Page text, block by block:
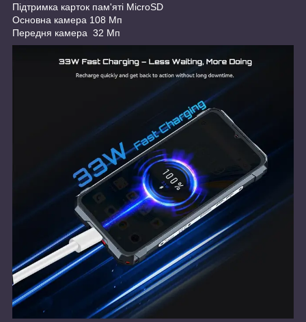
Підтримка карток пам'яті MicroSD
Основна камера 108 Мп
Передня камера 32 Мп